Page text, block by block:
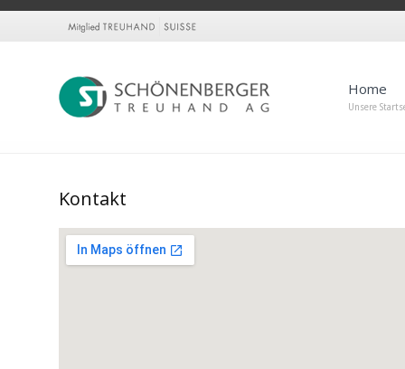
Home
Unsere
Kontakt